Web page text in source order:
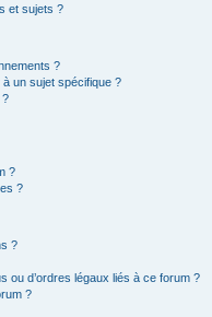
et sujets ?
?
un sujet spécifique ?
?
?
?
?
ou d’ordres légaux liés à ce forum ?
?